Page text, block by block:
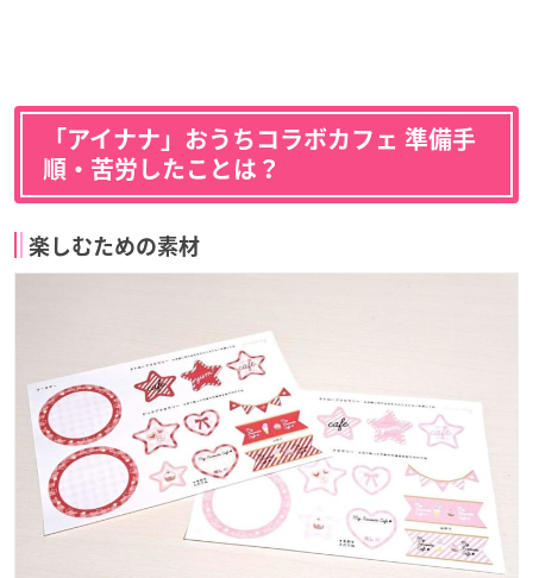
「アイナナ」おうちコラボカフェ 準備手
順・苦労したことは？
楽しむための素材